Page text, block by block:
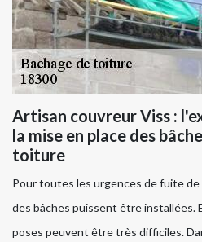
Artisan couvreur Viss :
la mise en place des
toiture
Pour toutes les urgences de fuite
des bâches puissent être installées.
poses peuvent être très difficiles.